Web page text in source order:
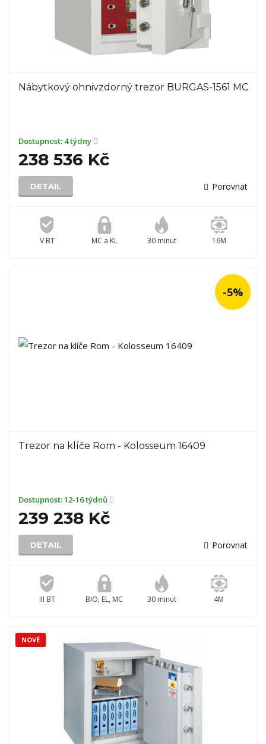
Nábytkový ohnivzdorný trezor BURGAS-1561 MC
Dostupnost: 4 týdny
238 536 Kč
DETAIL Porovnat
V BT MC a KL 30 minut 16M
Trezor na klíče Rom - Kolosseum 16409
Dostupnost:12-16 týdnů
239 238 Kč
DETAIL Porovnat
III BT BIO, EL, MC 30 minut 4M
-5%
NOVÉ